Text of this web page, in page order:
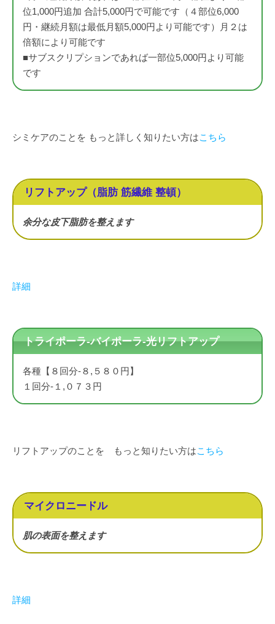
位1,000円追加 合計5,000円で可能です（４部位6,000
円・継続月額は最低月額5,000円より可能です）月２は
倍額により可能です
■サブスクリプションであれば一部位5,000円より可能
です
シミケアのことを もっと詳しく知りたい方はこちら
リフトアップ（脂肪 筋繊維 整頓）
余分な皮下脂肪を整えます
詳細
トライポーラ-バイポーラ-光リフトアップ
各種【８回分-８,５８０円】
１回分-１,０７３円
リフトアップのことを もっと知りたい方はこちら
マイクロニードル
肌の表面を整えます
詳細